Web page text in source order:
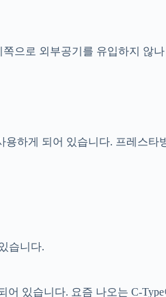
으로 외부공기를 유입하지 않
하게 되어 있습니다. 프레스
습니다.
어 있습니다. 요즘 나오는 C-